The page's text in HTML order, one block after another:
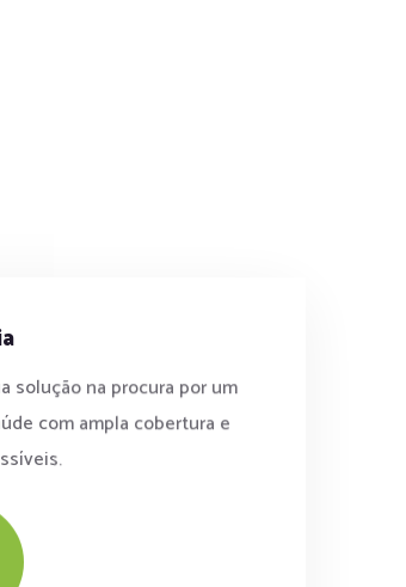
solução na procura por um
com ampla cobertura e